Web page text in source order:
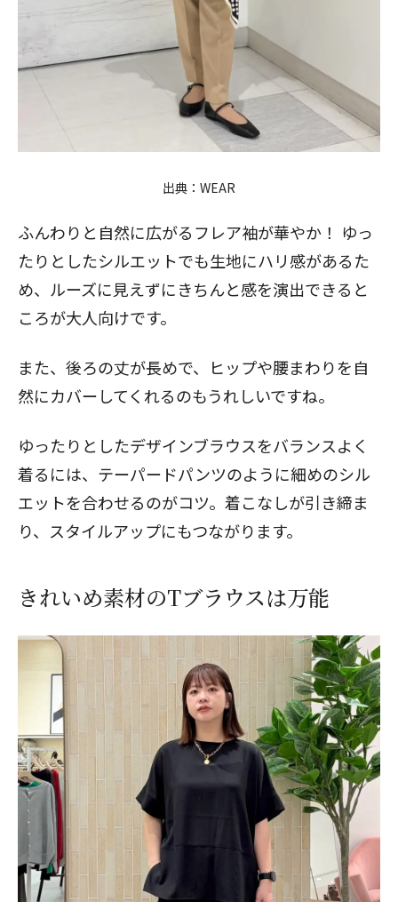
出典： WEAR
ふんわりと自然に広がるフレア袖が華やか！ ゆっ
たりとしたシルエットでも生地にハリ感があるた
め、ルーズに見えずにきちんと感を演出できると
ころが大人向けです。
また、後ろの丈が長めで、ヒップや腰まわりを自
然にカバーしてくれるのもうれしいですね。
ゆったりとしたデザインブラウスをバランスよく
着るには、テーパードパンツのように細めのシル
エットを合わせるのがコツ。着こなしが引き締ま
り、スタイルアップにもつながります。
きれいめ素材のTブラウスは万能